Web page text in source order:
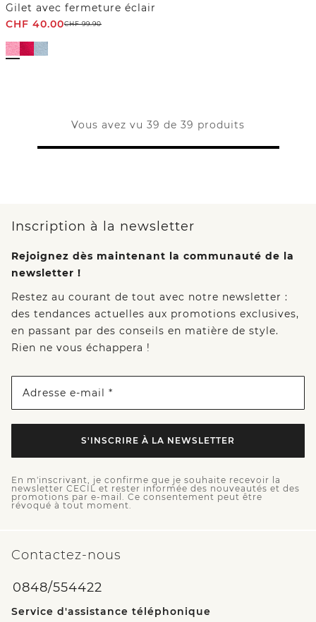
Gilet avec fermeture éclair
CHF 40.00CHF99.90
Vous avez vu 39 de 39 produits
Inscription à la newsletter
Rejoignez dès maintenant la communauté de la
newsletter !
Restez au courant de tout avec notre newsletter :
des tendances actuelles aux promotions exclusives,
en passant par des conseils en matière de style.
Rien ne vous échappera !
Adresse e-mail *
S'INSCRIRE À LA NEWSLETTER
En m'inscrivant, je confirme que je souhaite recevoir la
newsletter CECIL et rester informée des nouveautés et des
promotions par e-mail. Ce consentement peut être
révoqué à tout moment.
Contactez-nous
0848/554422
Service d'assistance téléphonique